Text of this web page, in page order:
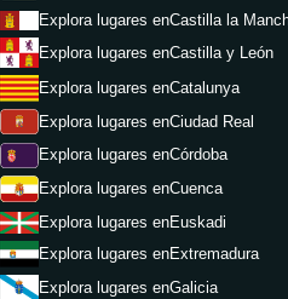
Explora lugares enCastilla la
Explora lugares enCastilla y León
Explora lugares enCatalunya
Explora lugares enCiudad Real
Explora lugares enCórdoba
Explora lugares enCuenca
Explora lugares enEuskadi
Explora lugares enExtremadura
Explora lugares enGalicia